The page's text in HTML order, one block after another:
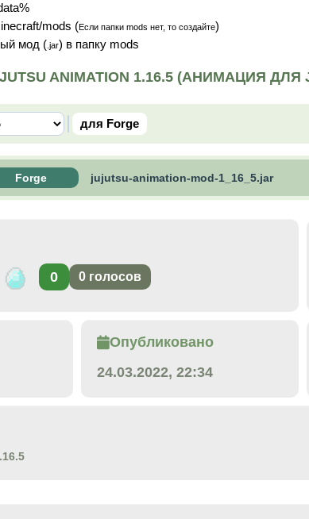
mods (Если папки mods нет, то создайте)
мод ( .jar) в папку mods
ANIMATION 1.16.5 (АНИМАЦИЯ ДЛЯ
для Forge
Forge jujutsu-animation-mod-1_16_5.jar
0 0 голосов
Опубликовано
24.03.2022, 22:34